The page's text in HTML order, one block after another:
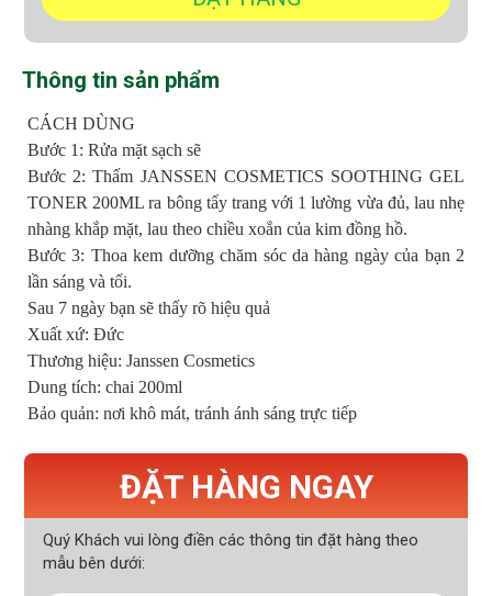
Thông tin sản phẩm
CÁCH DÙNG
Bước 1: Rửa mặt sạch sẽ
Bước 2: Thấm JANSSEN COSMETICS SOOTHING GEL
TONER 200ML ra bông tẩy trang với 1 lường vừa đủ, lau nhẹ
nhàng khắp mặt, lau theo chiều xoắn của kim đồng hồ.
Bước 3: Thoa kem dưỡng chăm sóc da hàng ngày của bạn 2
lần sáng và tối.
Sau 7 ngày bạn sẽ thấy rõ hiệu quả
Xuất xứ: Đức
Thương hiệu: Janssen Cosmetics
Dung tích: chai 200ml
Bảo quản: nơi khô mát, tránh ánh sáng trực tiếp
ĐẶT HÀNG NGAY
Quý Khách vui lòng điền các thông tin đặt hàng theo
mẫu bên dưới: